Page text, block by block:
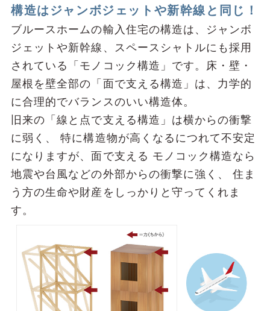
構造はジャンボジェットや新幹線と同じ！
ブルースホームの輸⼊住宅の構造は、ジャンボ
ジェットや新幹線、スペースシャトルにも採⽤
されている「モノコック構造」です。床・壁・
屋根を壁全部の「⾯で⽀える構造」は、⼒学的
に合理的でバランスのいい構造体。
旧来の「線と点で⽀える構造」は横からの衝撃
に弱く、
特に構造物が⾼くなるにつれて不安定
になりますが、⾯で⽀える モノコック構造なら
地震や台⾵などの外部からの衝撃に強く、
住ま
う⽅の⽣命や財産をしっかりと守ってくれま
す。